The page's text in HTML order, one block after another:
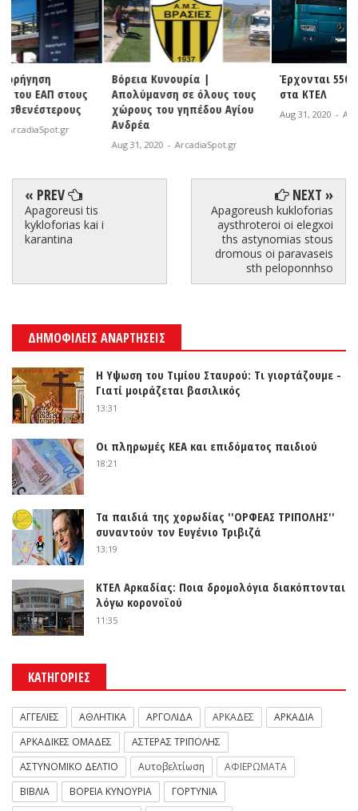
Βόρεια Κυνουρία |
Απολύμανση σε όλους τους
χώρους του γηπέδου Αγίου
Ανδρέα
ArcadiaSpot.gr
Έρχονται 550 προσλήψεις
στα ΚΤΕΛ
Aug 31, 2020 - ArcadiaSpot.gr
« PREV
Apagoreusi tis
kykloforias kai i
karantina
NEXT »
Apagoreush kukloforias
aysthroteroi oi elegxoi
ths astynomias stous
dromous oi paravaseis
sth peloponnhso
ΔΗΜΟΦΙΛΕΙΣ ΑΝΑΡΤΗΣΕΙΣ
Η Υψωση του Τιμίου Σταυρού: Τι γιορτάζουμε -
Γιατί μοιράζεται βασιλικός
13:31
Οι πληρωμές ΚΕΑ και επιδόματος παιδιού
18:21
Τα παιδιά της χορωδίας ''ΟΡΦΕΑΣ ΤΡΙΠΟΛΗΣ''
συναντούν τον Ευγένιο Τριβιζά
13:19
ΚΤΕΛ Αρκαδίας: Ποια δρομολόγια διακόπτονται
λόγω κορονοϊού
11:35
ΚΑΤΗΓΟΡΙΕΣ
ΑΓΓΕΛΙΕΣ ΑΘΛΗΤΙΚΑ ΑΡΓΟΛΙΔΑ ΑΡΚΑΔΕΣ
ΑΡΚΑΔΙΑ
ΑΡΚΑΔΙΚΕΣ ΟΜΑΔΕΣ
ΑΣΤΕΡΑΣ ΤΡΙΠΟΛΗΣ
ΑΣΤΥΝΟΜΙΚΟ ΔΕΛΤΙΟ
Αυτοβελτίωση
ΑΦΙΕΡΩΜΑΤΑ
ΒΙΒΛΙΑ
ΒΟΡΕΙΑ ΚΥΝΟΥΡΙΑ
ΓΟΡΤΥΝΙΑ